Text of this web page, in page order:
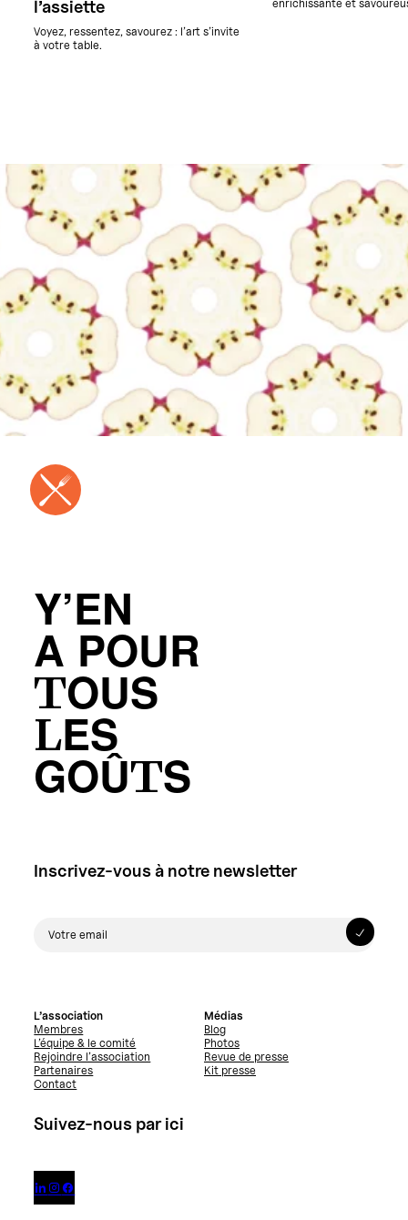
l’assiette
Voyez, ressentez, savourez : l’art s’invite
à votre table.
enrichissante et
Y’EN
A POUR
TOUS
LES
GOÛTS
Inscrivez-vous à notre newsletter
L’association
Membres
L’équipe & le comité
Rejoindre l’association
Partenaires
Contact
Médias
Blog
Photos
Revue de presse
Kit presse
Suivez-nous par ici
  